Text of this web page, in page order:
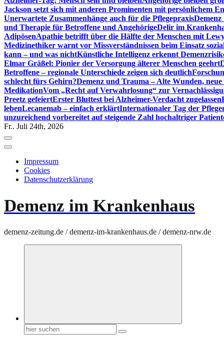
Jackson setzt sich mit anderen Prominenten mit persönlichem
Unerwartete Zusammenhänge auch für die Pflegepraxis
und Therapie für Betroffene und AngehörigeDelir im
AdipösenApathie betrifft über die Hälfte der Menschen mit
Medizinethiker warnt vor Missverständnissen beim Einsatz
kann – und was nichtKünstliche Intelligenz erkennt
Elmar Gräßel: Pionier der Versorgung älterer Menschen geehrt
Betroffene – regionale Unterschiede zeigen sich deutlich
schlecht fürs Gehirn?Demenz und Trauma – Alte Wunden,
MedikationVom „Recht auf Verwahrlosung“ zur
Preetz gefeiertErster Bluttest bei Alzheimer-Verdacht zugelassen
lebenLecanemab – einfach erklärtInternationaler Tag der
unzureichend vorbereitet auf steigende Zahl hochaltriger
Fr.. Juli 24th, 2026
Impressum
Cookies
Datenschutzerklärung
Demenz im Krankenhaus
demenz-zeitung.de / demenz-im-krankenhaus.de / demenz-nrw.de
Suchen
nach: